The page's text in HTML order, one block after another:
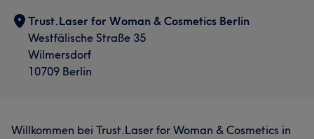
Trust.Laser for Woman & Cosmetics Berlin
Westfälische Straße 35
Wilmersdorf
10709 Berlin
Willkommen bei Trust.Laser for Woman & Cosmetics in